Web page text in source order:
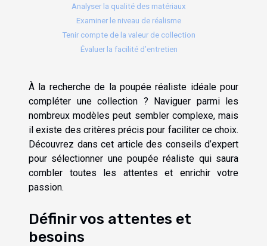
Analyser la qualité des matériaux
Examiner le niveau de réalisme
Tenir compte de la valeur de collection
Évaluer la facilité d’entretien
À la recherche de la poupée réaliste idéale pour
compléter une collection ? Naviguer parmi les
nombreux modèles peut sembler complexe, mais
il existe des critères précis pour faciliter ce choix.
Découvrez dans cet article des conseils d’expert
pour sélectionner une poupée réaliste qui saura
combler toutes les attentes et enrichir votre
passion.
Définir vos attentes et
besoins